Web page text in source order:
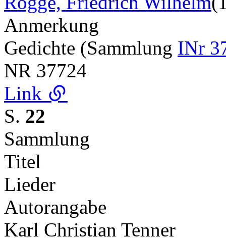
Anmerkung
Gedichte (Sammlung INr
NR 37724
Link
S. 22
Sammlung
Titel
Lieder
Autorangabe
Karl Christian Tenner